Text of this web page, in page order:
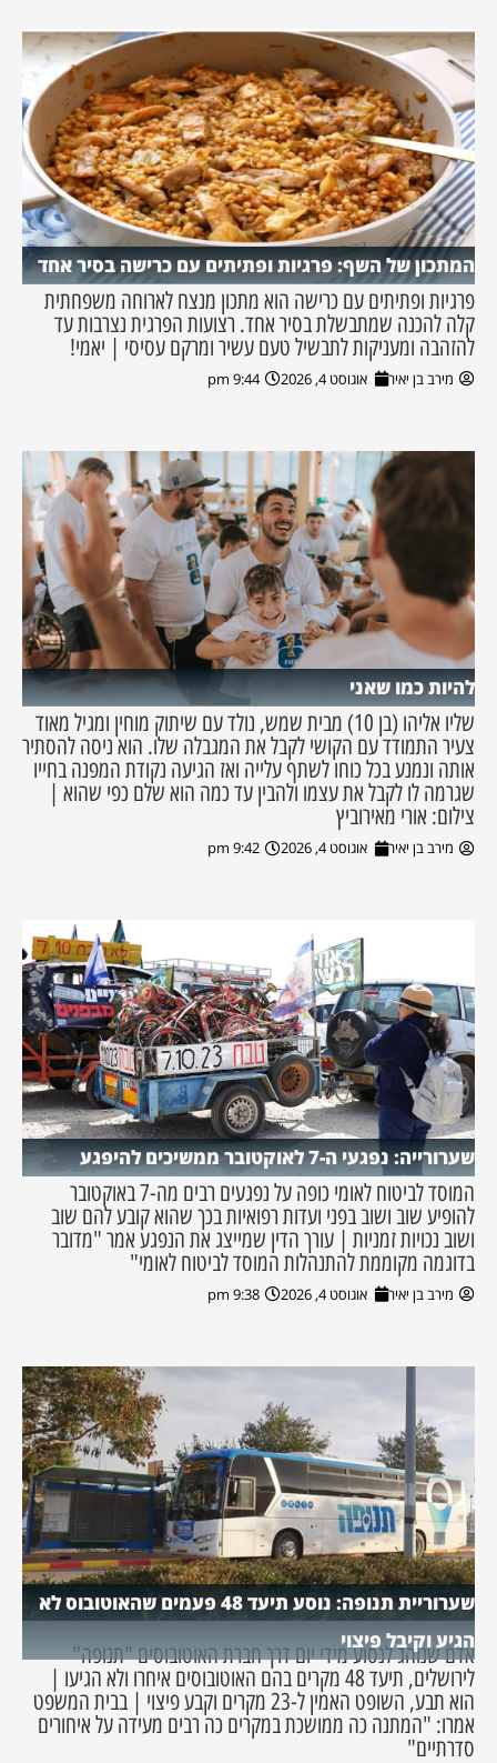
המתכון של השף: פרגיות ופתיתים עם כרישה בסיר אחד
פרגיות ופתיתים עם כרישה הוא מתכון מנצח לארוחה משפחתית
קלה להכנה שמתבשלת בסיר אחד. רצועות הפרגית נצרבות עד
להזהבה ומעניקות לתבשיל טעם עשיר ומרקם עסיסי | יאמי!
מירב בן יאיר אוגוסט 4, 2026 9:44 pm
להיות כמו שאני
שליו אליהו (בן 10) מבית שמש, נולד עם שיתוק מוחין ומגיל מאוד
צעיר התמודד עם הקושי לקבל את המגבלה שלו. הוא ניסה להסתיר
אותה ונמנע בכל כוחו לשתף עלייה ואז הגיעה נקודת המפנה בחייו
שגרמה לו לקבל את עצמו ולהבין עד כמה הוא שלם כפי שהוא |
צילום: אורי מאירוביץ
מירב בן יאיר אוגוסט 4, 2026 9:42 pm
שערורייה: נפגעי ה-7 לאוקטובר ממשיכים להיפגע
המוסד לביטוח לאומי כופה על נפגעים רבים מה-7 באוקטובר
להופיע שוב ושוב בפני ועדות רפואיות בכך שהוא קובע להם שוב
ושוב נכויות זמניות | עורך הדין שמייצג את הנפגע אמר "מדובר
בדוגמה מקוממת להתנהלות המוסד לביטוח לאומי"
מירב בן יאיר אוגוסט 4, 2026 9:38 pm
שערוריית תנופה: נוסע תיעד 48 פעמים שהאוטובוס לא
הגיע וקיבל פיצוי
אדם שנוהג לנסוע מידי יום דרך חברת האוטובוסים "תנופה"
לירושלים, תיעד 48 מקרים בהם האוטובוסים איחרו ולא הגיעו |
הוא תבע, השופט האמין ל-23 מקרים וקבע פיצוי | בבית המשפט
אמרו: "המתנה כה ממושכת במקרים כה רבים מעידה על איחורים
סדרתיים"